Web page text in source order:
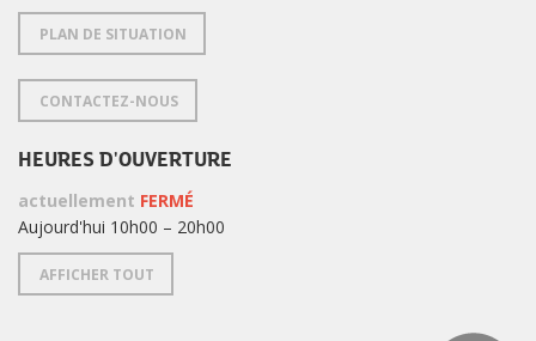
PLAN DE SITUATION
CONTACTEZ-NOUS
HEURES D'OUVERTURE
actuellement FERMÉ
Aujourd'hui 10h00 – 20h00
AFFICHER TOUT